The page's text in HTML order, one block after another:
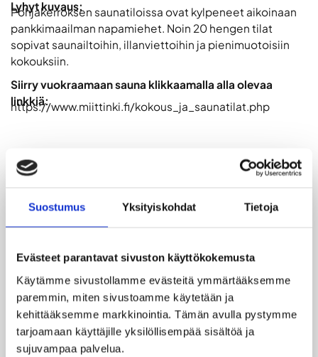
Suostumus Yksityiskohdat Tietoja
Evästeet parantavat sivuston käyttökokemusta
Käytämme sivustollamme evästeitä ymmärtääksemme
paremmin, miten sivustoamme käytetään ja
kehittääksemme markkinointia. Tämän avulla pystymme
tarjoamaan käyttäjille yksilöllisempää sisältöä ja
sujuvampaa palvelua.
Lyhyt kuvaus:
Pohjakerroksen saunatiloissa ovat kylpeneet aikoinaan
pankkimaailman napamiehet. Noin 20 hengen tilat
sopivat saunailtoihin, illanviettoihin ja pienimuotoisiin
kokouksiin.
Siirry vuokraamaan sauna klikkaamalla alla olevaa
linkkiä:
https://www.miittinki.fi/kokous_ja_saunatilat.php
LISÄTIEDOT
hengen tilat sopivat saunailtoihin, illanviettoihin ja
Tiloihin kuuluvat 20 hengen ruokailutila 75
tuumaisella televisiolla, oleskeluhuone, wc,
pukeutumistila ja sauna pesutiloineen.
Kertakäyttömukit ja pefletit ovat aina valmiina.